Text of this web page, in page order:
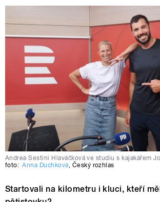
Andrea Sestini Hlaváčková ve studiu s kajakářem
foto: Anna Duchková, Český rozhlas
Startovali na kilometru i kluci, kteří